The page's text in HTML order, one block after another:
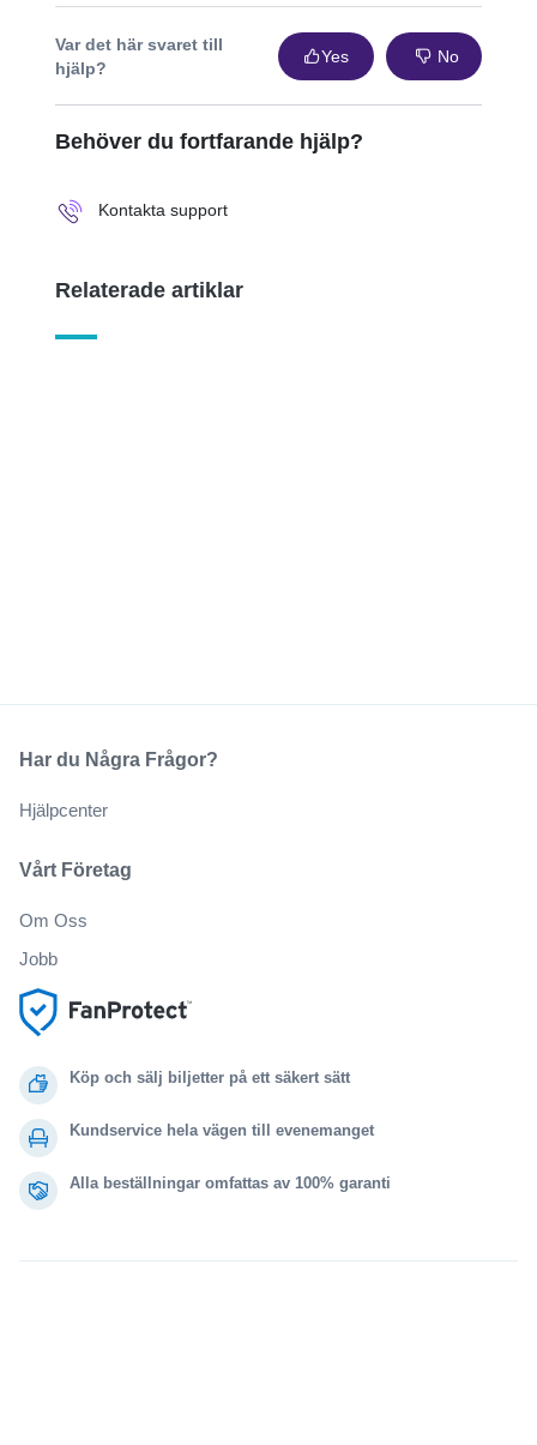
Var det här svaret till
hjälp?
Yes No
Behöver du fortfarande hjälp?
Kontakta support
Relaterade artiklar
Köp och sälj biljetter på ett säkert sätt
Kundservice hela vägen till evenemanget
Alla beställningar omfattas av 100% garanti
Vårt Företag
Om Oss
Jobb
Har du Några Frågor?
Hjälpcenter